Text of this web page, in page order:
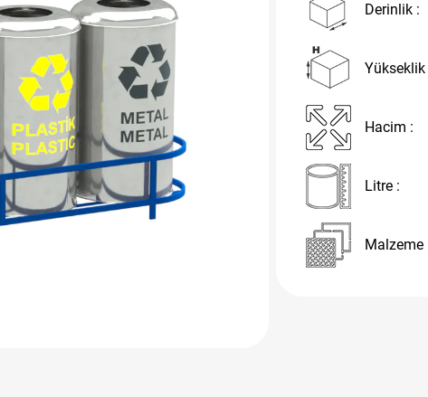
Derinlik :
Yükseklik
Hacim :
Litre :
Malzeme